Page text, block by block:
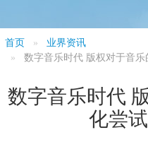
首页
业界资讯
数字音乐时代 版权对于音
数字音乐时代
化尝